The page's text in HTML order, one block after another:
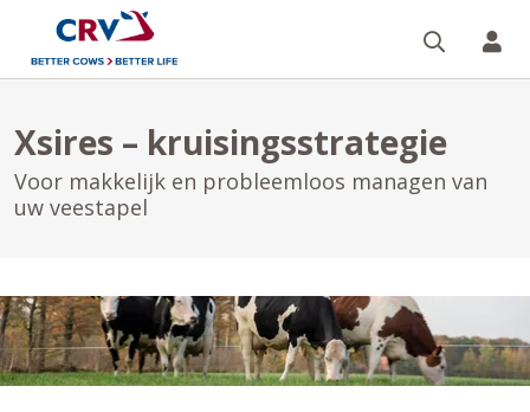
Xsires – kruisingsstrategie
Voor makkelijk en probleemloos managen van
uw veestapel